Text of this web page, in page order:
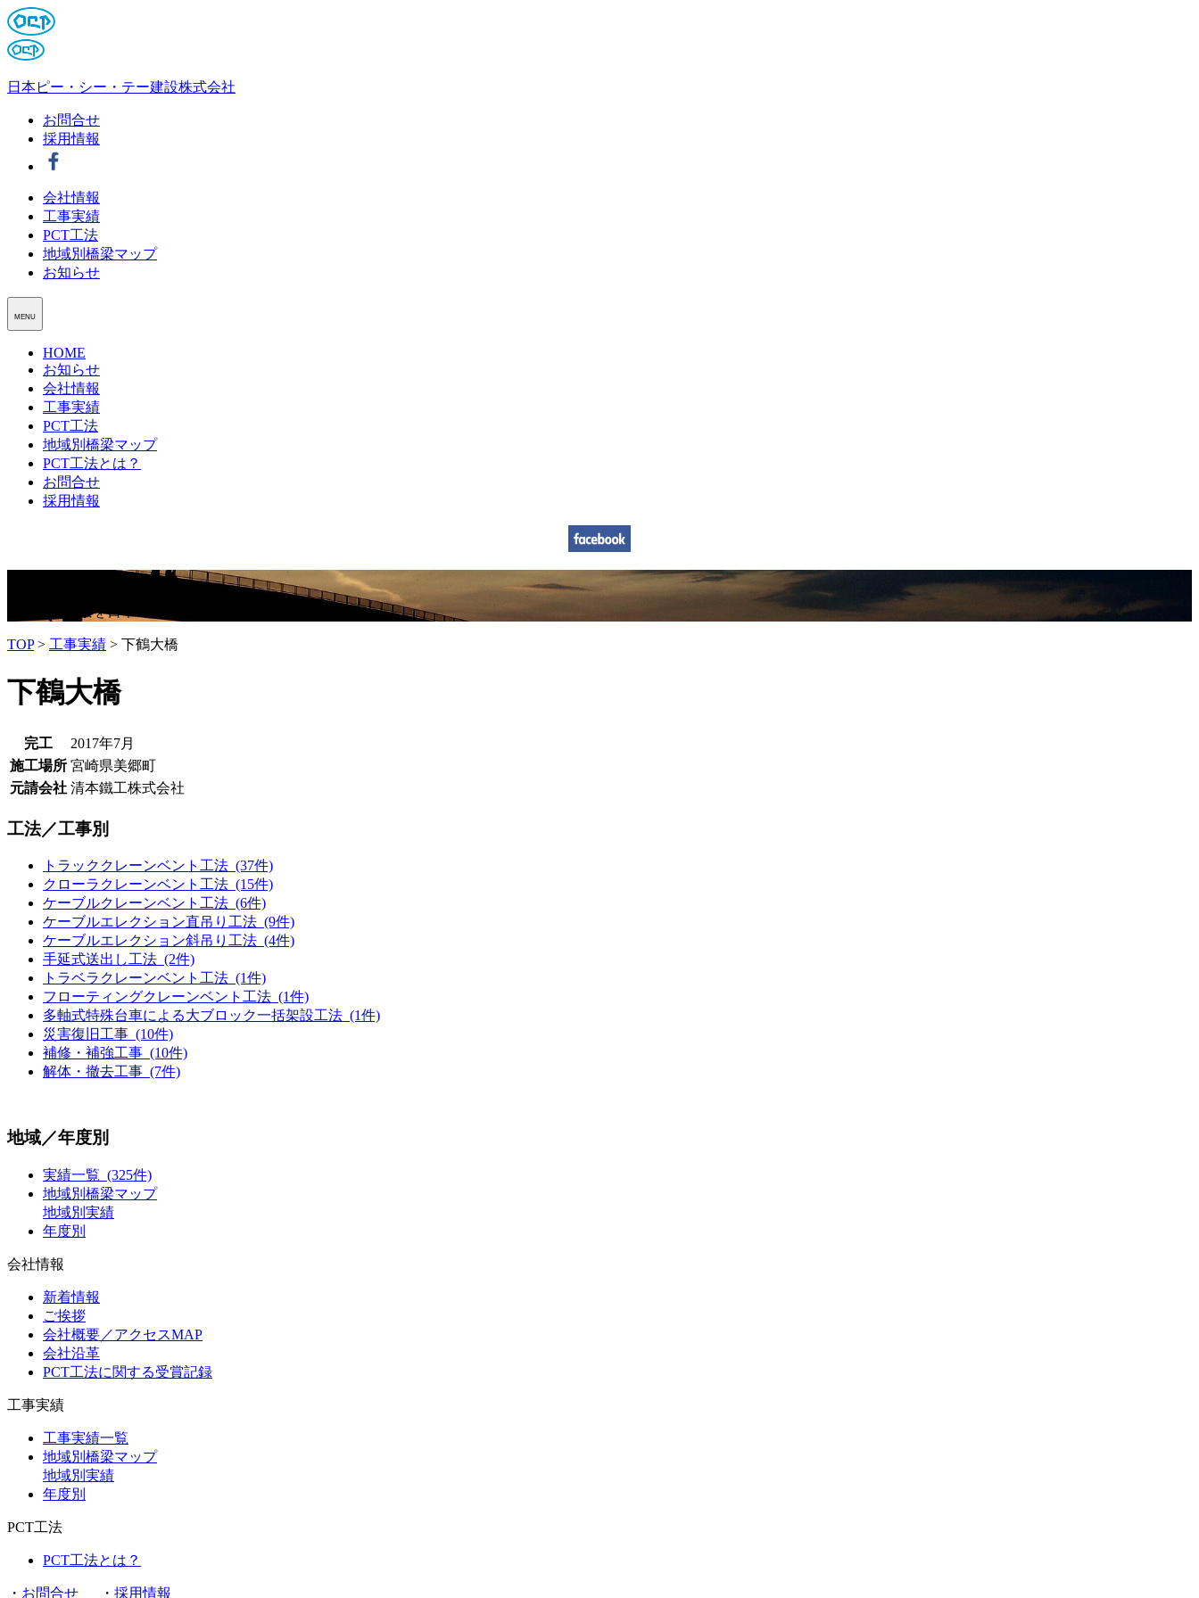
日本ピー・シー・テー建設株式会社
お問合せ
採用情報
会社情報
工事実績
PCT工法
地域別橋梁マップ
お知らせ
MENU
HOME
お知らせ
会社情報
工事実績
PCT工法
地域別橋梁マップ
PCT工法とは？
お問合せ
採用情報
橋のある風景を日本PCTは描き続けます。
TOP> 工事実績 > 下鶴大橋
下鶴大橋
完工
2017年7月
施工場所 宮崎県美郷町
元請会社 清本鐵工株式会社
工法／工事別
トラッククレーンベント工法 (37件)
クローラクレーンベント工法 (15件)
ケーブルクレーンベント工法 (6件)
ケーブルエレクション直吊り工法 (9件)
ケーブルエレクション斜吊り工法 (4件)
手延式送出し工法 (2件)
トラベラクレーンベント工法 (1件)
フローティングクレーンベント工法 (1件)
多軸式特殊台車による大ブロック一括架設工法 (1件)
災害復旧工事 (10件)
補修・補強工事 (10件)
解体・撤去工事 (7件)
地域／年度別
実績一覧 (325件)
地域別橋梁マップ
地域別実績
年度別
会社情報
新着情報
ご挨拶
会社概要／アクセスMAP
会社沿革
PCT工法に関する受賞記録
工事実績
工事実績一覧
地域別橋梁マップ
地域別実績
年度別
PCT工法
PCT工法とは？
・ お問合せ ・ 採用情報